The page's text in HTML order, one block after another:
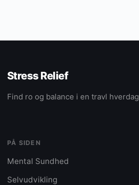
Stress Relief
Find ro og balance i en travl hverdag
PÅ SIDEN
Mental Sundhed
Selvudvikling